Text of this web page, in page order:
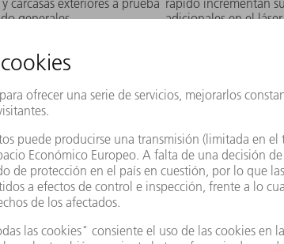
carcasas exteriores a prueba
generales.
rápido incrementan
adicionales en el láser.